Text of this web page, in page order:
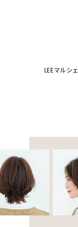
LEEマルシェ